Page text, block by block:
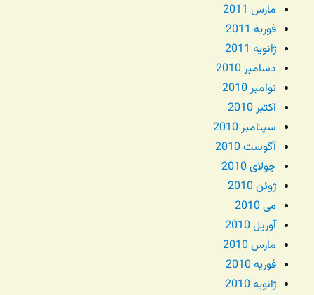
مارس 2011
فوریه 2011
ژانویه 2011
دسامبر 2010
نوامبر 2010
اکتبر 2010
سپتامبر 2010
آگوست 2010
جولای 2010
ژوئن 2010
می 2010
آوریل 2010
مارس 2010
فوریه 2010
ژانویه 2010